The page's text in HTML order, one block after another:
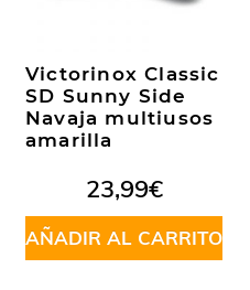
Victorinox Classic
SD Sunny Side
Navaja multiusos
amarilla
23,99€
AÑADIR AL CARRITO